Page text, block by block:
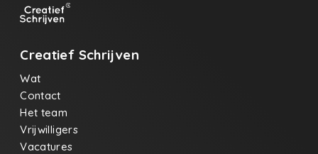
Creatief Schrijven
Wat
Contact
Het team
Vrijwilligers
Vacatures